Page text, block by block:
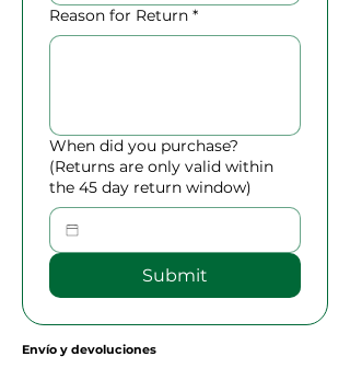
Reason for Return *
When did you purchase?
(Returns are only valid within
the 45 day return window)
Submit
Envío y devoluciones